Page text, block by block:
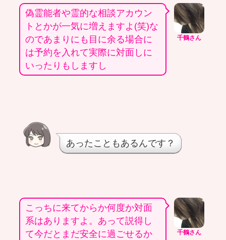
千鶴さん
偽霊能者や霊的な相談アカウン
トとかが一気に増えますよ(笑)な
のであまりにも目に余る場合に
は予約を入れて実際に対面しに
いったりもしますし
あったこともあるんです？
千鶴さん
こっちに来てからか何度か対面
系はありますよ。あって説得し
て今だとまだ安全に過ごせるか